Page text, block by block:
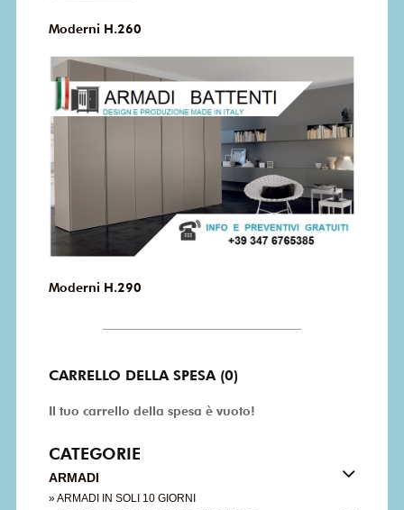
Moderni H.260
Moderni H.290
CARRELLO DELLA SPESA (0)
Il tuo carrello della spesa è vuoto!
CATEGORIE
ARMADI
» ARMADI IN SOLI 10 GIORNI